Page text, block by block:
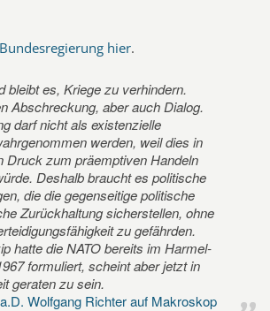
hier.
bleibt es, Kriege zu verhindern.
Abschreckung, aber auch Dialog.
darf nicht als existenzielle
werden, weil dies in
Druck zum präemptiven Handeln
Deshalb braucht es politische
die die gegenseitige politische
Zurückhaltung sicherstellen, ohne
zu gefährden.
hatte die NATO bereits im Harmel-
formuliert, scheint aber jetzt in
geraten zu sein.
Wolfgang Richter auf Makroskop